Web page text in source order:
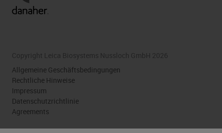
Copyright Leica Biosystems Nussloch GmbH 2026
Allgemeine Geschäftsbedingungen
Rechtliche Hinweise
Impressum
Datenschutzrichtlinie
Agreements